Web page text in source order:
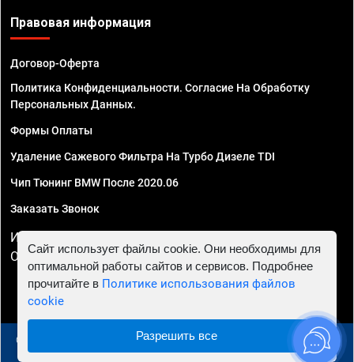
Правовая информация
Договор-Оферта
Политика Конфиденциальности. Согласие На Обработку
Персональных Данных.
Формы Оплаты
Удаление Сажевого Фильтра На Турбо Дизеле TDI
Чип Тюнинг BMW После 2020.06
Заказать Звонок
ИП Смирнов Георгий Павлович. ИНН 781302555843,
ОГРНИП 324470400032610
© 2010 - 2026 Чип тюнинг в Москве и МО - Автосервис
Сайт использует файлы cookie. Они необходимы для
оптимальной работы сайтов и сервисов. Подробнее
прочитайте в Политике использования файлов
cookie
Разрешить все